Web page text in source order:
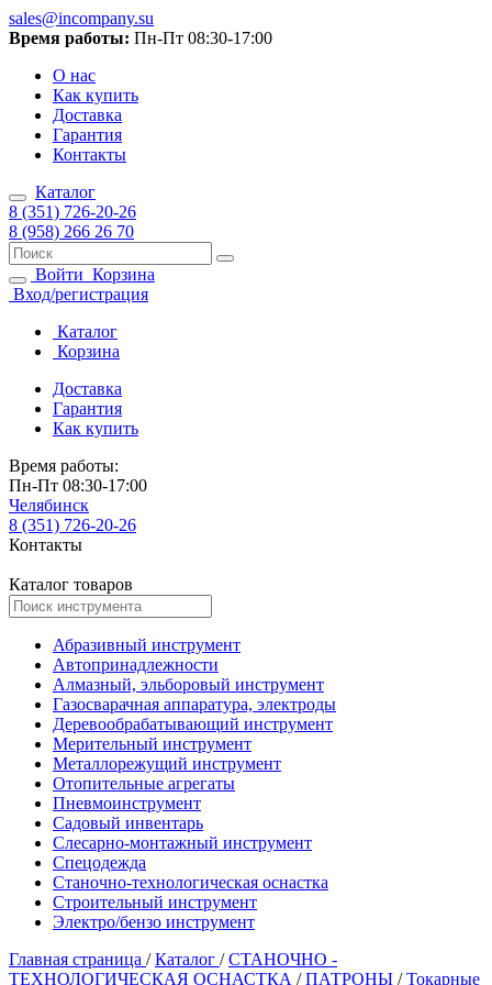
sales@incompany.su
Время работы: Пн-Пт 08:30-17:00
О нас
Как купить
Доставка
Гарантия
Контакты
Каталог
8 (351) 726-20-26
8 (958) 266 26 70
Войти Корзина
Вход/регистрация
Каталог
Корзина
Доставка
Гарантия
Как купить
Время работы:
Пн-Пт 08:30-17:00
Челябинск
8 (351) 726-20-26
Контакты
Каталог товаров
Абразивный инструмент
Автопринадлежности
Алмазный, эльборовый инструмент
Газосварачная аппаратура, электроды
Деревообрабатывающий инструмент
Мерительный инструмент
Металлорежущий инструмент
Отопительные агрегаты
Пневмоинструмент
Садовый инвентарь
Слесарно-монтажный инструмент
Спецодежда
Станочно-технологическая оснастка
Строительный инструмент
Электро/бензо инструмент
Главная страница / Каталог / СТАНОЧНО -
ТЕХНОЛОГИЧЕСКАЯ ОСНАСТКА / ПАТРОНЫ / Токарные